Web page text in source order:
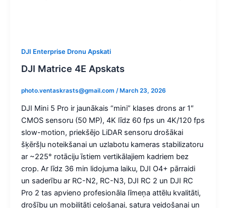
DJI Enterprise Dronu Apskati
DJI Matrice 4E Apskats
photo.ventaskrasts@gmail.com / March 23, 2026
DJI Mini 5 Pro ir jaunākais “mini” klases drons ar 1″
CMOS sensoru (50 MP), 4K līdz 60 fps un 4K/120 fps
slow-motion, priekšējo LiDAR sensoru drošākai
šķēršļu noteikšanai un uzlabotu kameras stabilizatoru
ar ~225° rotāciju īstiem vertikālajiem kadriem bez
crop. Ar līdz 36 min lidojuma laiku, DJI O4+ pārraidi
un saderību ar RC-N2, RC-N3, DJI RC 2 un DJI RC
Pro 2 tas apvieno profesionāla līmeņa attēlu kvalitāti,
drošību un mobilitāti ceļošanai, satura veidošanai un